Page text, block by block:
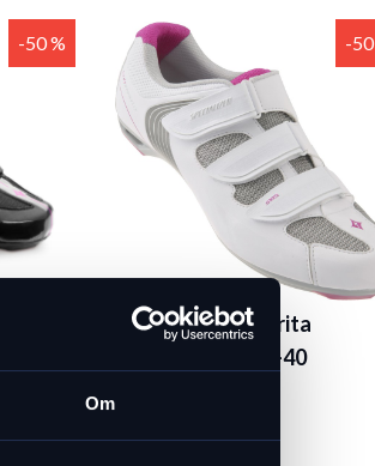
Om
-50 % -
Specialized Spirita
racersko dam, -40